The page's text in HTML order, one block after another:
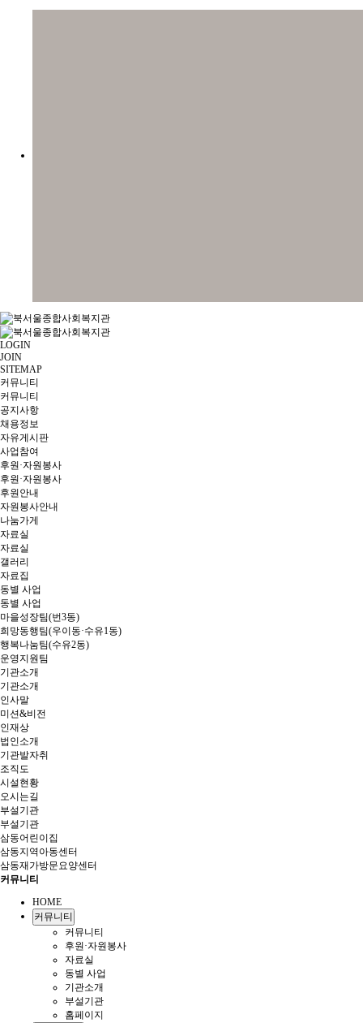
LOGIN
JOIN
SITEMAP
커뮤니티
커뮤니티
공지사항
채용정보
자유게시판
사업참여
후원·자원봉사
후원·자원봉사
후원안내
자원봉사안내
나눔가게
자료실
자료실
갤러리
자료집
동별 사업
동별 사업
마을성장팀(번3동)
희망동행팀(우이동·수유1동)
행복나눔팀(수유2동)
운영지원팀
기관소개
기관소개
인사말
미션&비전
인재상
법인소개
기관발자취
조직도
시설현황
오시는길
부설기관
부설기관
삼동어린이집
삼동지역아동센터
삼동재가방문요양센터
커뮤니티
HOME
커뮤니티
커뮤니티
후원·자원봉사
자료실
동별 사업
기관소개
부설기관
홈페이지